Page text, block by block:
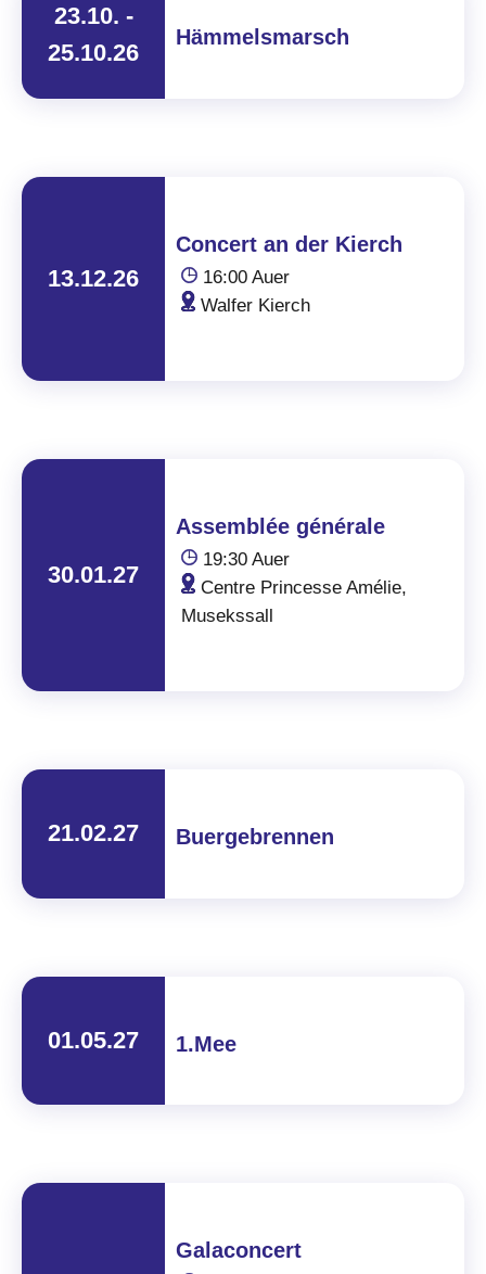
23.10. -
25.10.26
Hämmelsmarsch
13.12.26
Concert an der Kierch
16:00 Auer
Walfer Kierch
30.01.27
Assemblée générale
19:30 Auer
Centre Princesse Amélie,
Musekssall
21.02.27 Buergebrennen
01.05.27 1.Mee
Galaconcert